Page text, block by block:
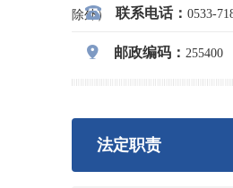
除外） 联系电话： 0533-
邮政编码： 255400
法定职责